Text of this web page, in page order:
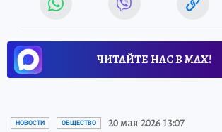
ЧИТАЙТЕ НАС В МАХ!
НОВОСТИ ОБЩЕСТВО 20 мая 2026 13:07